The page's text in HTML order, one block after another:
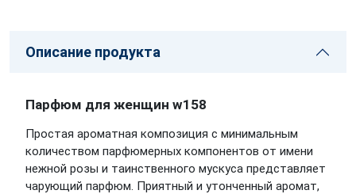
Описание продукта
Парфюм для женщин w158
Простая ароматная композиция с минимальным
количеством парфюмерных компонентов от имени
нежной розы и таинственного мускуса представляет
чарующий парфюм. Приятный и утонченный аромат,